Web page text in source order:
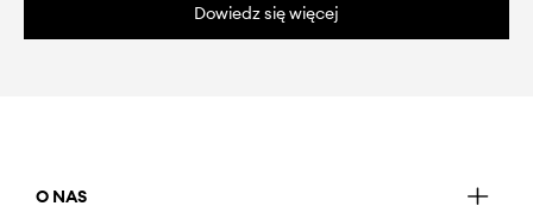
Dowiedz się więcej
O NAS